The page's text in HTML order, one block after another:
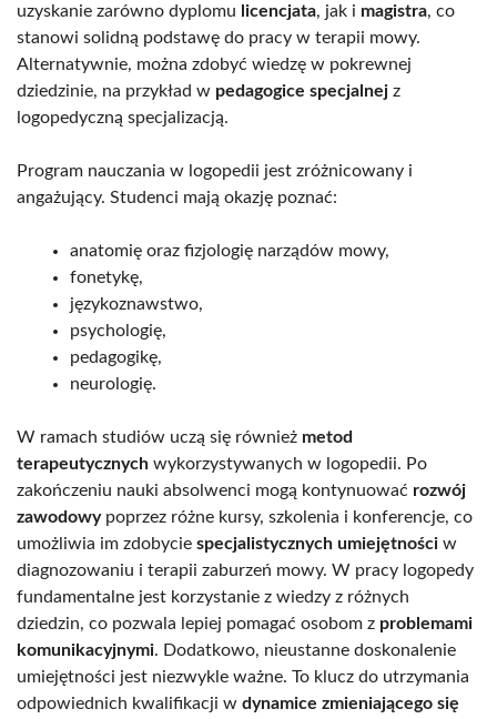
uzyskanie zarówno dyplomu licencjata, jak i magistra, co
stanowi solidną podstawę do pracy w terapii mowy.
Alternatywnie, można zdobyć wiedzę w pokrewnej
dziedzinie, na przykład w pedagogice specjalnej z
logopedyczną specjalizacją.
Program nauczania w logopedii jest zróżnicowany i
angażujący. Studenci mają okazję poznać:
anatomię oraz fizjologię narządów mowy,
fonetykę,
językoznawstwo,
psychologię,
pedagogikę,
neurologię.
W ramach studiów uczą się również metod
terapeutycznych wykorzystywanych w logopedii. Po
zakończeniu nauki absolwenci mogą kontynuować rozwój
zawodowypoprzez różne kursy, szkolenia i konferencje, co
umożliwia im zdobycie specjalistycznych umiejętności w
diagnozowaniu i terapii zaburzeń mowy. W pracy logopedy
fundamentalne jest korzystanie z wiedzy z różnych
dziedzin, co pozwala lepiej pomagać osobom z problemami
komunikacyjnymi. Dodatkowo, nieustanne doskonalenie
umiejętności jest niezwykle ważne. To klucz do utrzymania
odpowiednich kwalifikacji w dynamice zmieniającego się